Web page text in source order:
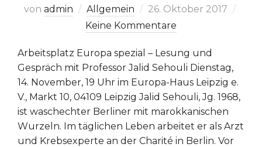
von admin Allgemein
Veröffentlicht
am
26. Oktober 2017
Keine Kommentare
Arbeitsplatz Europa spezial – Lesung und
Gespräch mit Professor Jalid Sehouli Dienstag,
14. November, 19 Uhr im Europa-Haus Leipzig e.
V., Markt 10, 04109 Leipzig Jalid Sehouli, Jg. 1968,
ist waschechter Berliner mit marokkanischen
Wurzeln. Im täglichen Leben arbeitet er als Arzt
und Krebsexperte an der Charité in Berlin. Vor